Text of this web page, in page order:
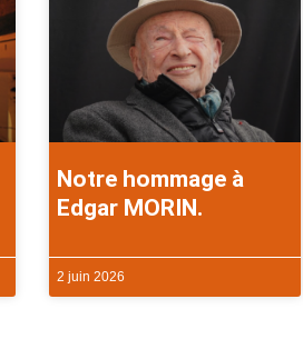
Notre hommage à
Edgar MORIN.
2 juin 2026